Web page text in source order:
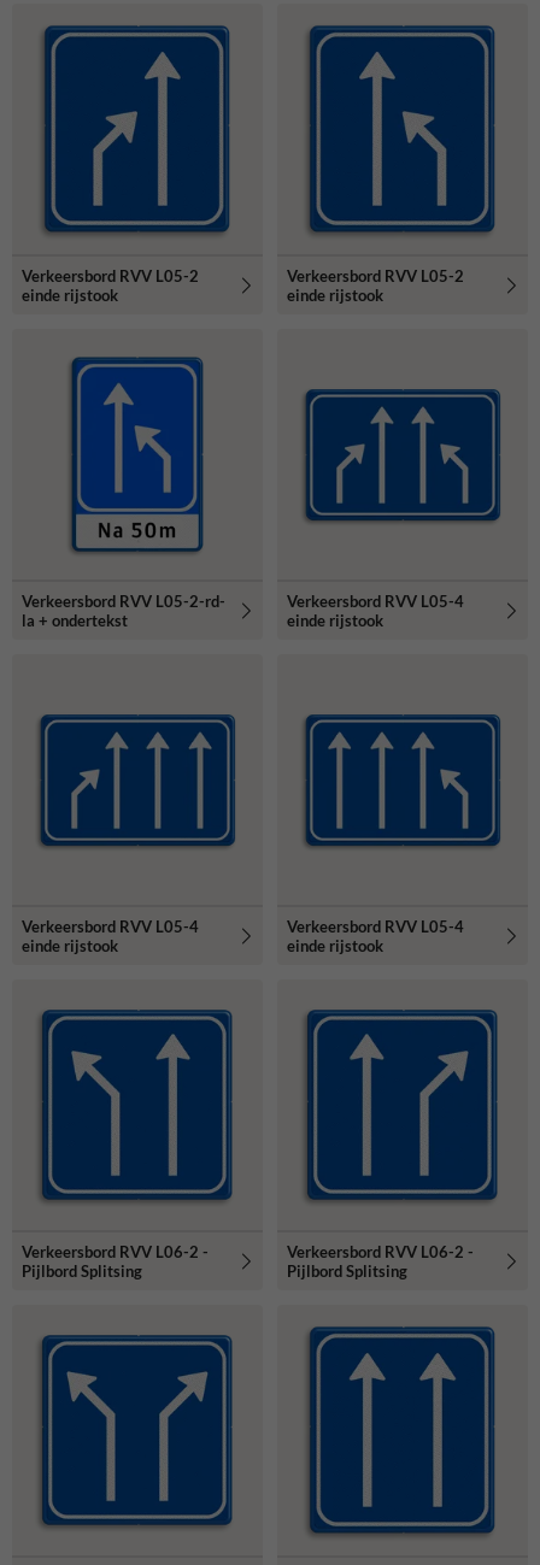
Verkeersbord RVV L05-2
einde rijstook
Verkeersbord RVV L05-2
einde rijstook
Verkeersbord RVV L05-2-rd-
la + ondertekst
Verkeersbord RVV L05-4
einde rijstook
Verkeersbord RVV L05-4
einde rijstook
Verkeersbord RVV L05-4
einde rijstook
Verkeersbord RVV L06-2 -
Pijlbord Splitsing
Verkeersbord RVV L06-2 -
Pijlbord Splitsing